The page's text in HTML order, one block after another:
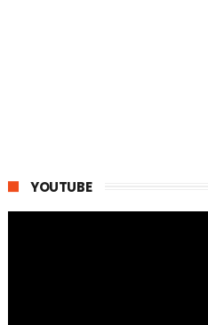
YOUTUBE